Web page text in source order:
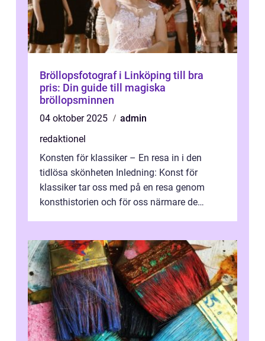
Bröllopsfotograf i Linköping till bra
pris: Din guide till magiska
bröllopsminnen
04 oktober 2025
admin
redaktionel
Konsten för klassiker – En resa in i den
tidlösa skönheten Inledning: Konst för
klassiker tar oss med på en resa genom
konsthistorien och för oss närmare de